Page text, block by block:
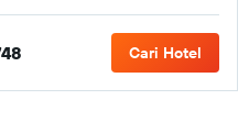
Cari Hotel